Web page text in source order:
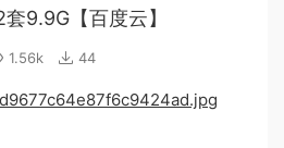
9.9G【百度云】
1.56k 44